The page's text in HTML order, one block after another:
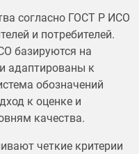
согласно ГОСТ Р ИСО
и потребителей.
базируются на
адаптированы к
обозначений
к оценке и
качества.
четкие критерии